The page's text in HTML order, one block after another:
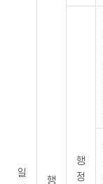
일
행
행
정